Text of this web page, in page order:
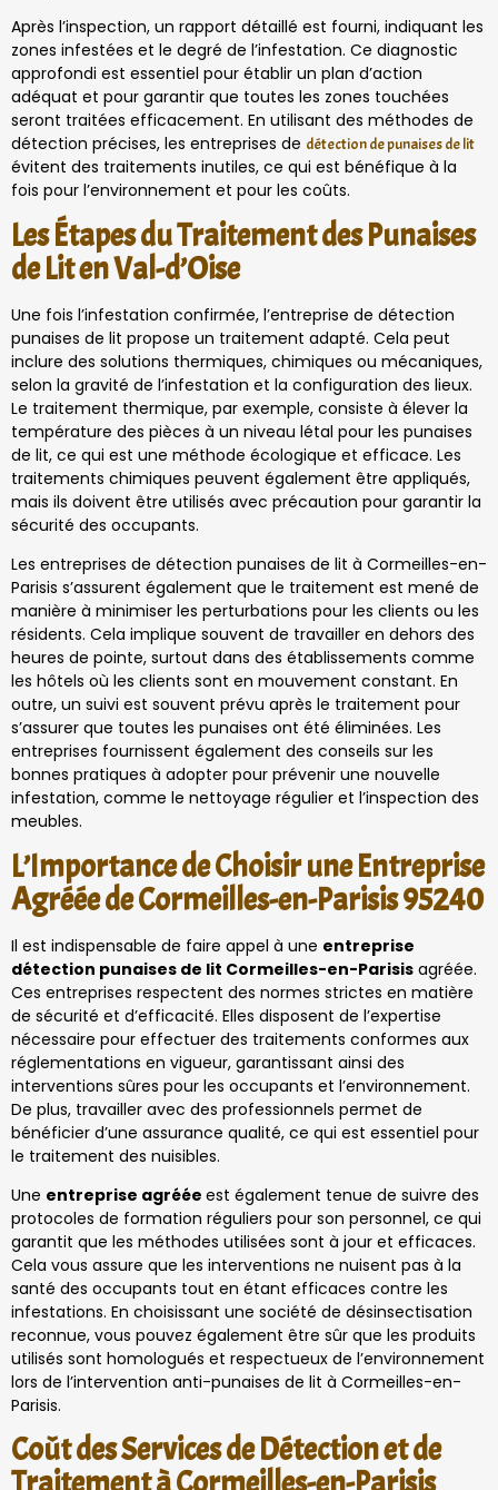
Après l’inspection, un rapport détaillé est fourni, indiquant les
zones infestées et le degré de l’infestation. Ce diagnostic
approfondi est essentiel pour établir un plan d’action
adéquat et pour garantir que toutes les zones touchées
seront traitées efficacement. En utilisant des méthodes de
détection précises, les entreprises de détection de punaises de lit
évitent des traitements inutiles, ce qui est bénéfique à la
fois pour l’environnement et pour les coûts.
Les Étapes du Traitement des Punaises
de Lit en Val-d’Oise
Une fois l’infestation confirmée, l’entreprise de détection
punaises de lit propose un traitement adapté. Cela peut
inclure des solutions thermiques, chimiques ou mécaniques,
selon la gravité de l’infestation et la configuration des lieux.
Le traitement thermique, par exemple, consiste à élever la
température des pièces à un niveau létal pour les punaises
de lit, ce qui est une méthode écologique et efficace. Les
traitements chimiques peuvent également être appliqués,
mais ils doivent être utilisés avec précaution pour garantir la
sécurité des occupants.
Les entreprises de détection punaises de lit à Cormeilles-en-
Parisis s’assurent également que le traitement est mené de
manière à minimiser les perturbations pour les clients ou les
résidents. Cela implique souvent de travailler en dehors des
heures de pointe, surtout dans des établissements comme
les hôtels où les clients sont en mouvement constant. En
outre, un suivi est souvent prévu après le traitement pour
s’assurer que toutes les punaises ont été éliminées. Les
entreprises fournissent également des conseils sur les
bonnes pratiques à adopter pour prévenir une nouvelle
infestation, comme le nettoyage régulier et l’inspection des
meubles.
L’Importance de Choisir une Entreprise
Agréée de Cormeilles-en-Parisis 95240
Il est indispensable de faire appel à une entreprise
détection punaises de lit Cormeilles-en-Parisis agréée.
Ces entreprises respectent des normes strictes en matière
de sécurité et d’efficacité. Elles disposent de l’expertise
nécessaire pour effectuer des traitements conformes aux
réglementations en vigueur, garantissant ainsi des
interventions sûres pour les occupants et l’environnement.
De plus, travailler avec des professionnels permet de
bénéficier d’une assurance qualité, ce qui est essentiel pour
le traitement des nuisibles.
Une entreprise agréée est également tenue de suivre des
protocoles de formation réguliers pour son personnel, ce qui
garantit que les méthodes utilisées sont à jour et efficaces.
Cela vous assure que les interventions ne nuisent pas à la
santé des occupants tout en étant efficaces contre les
infestations. En choisissant une société de désinsectisation
reconnue, vous pouvez également être sûr que les produits
utilisés sont homologués et respectueux de l’environnement
lors de l’intervention anti-punaises de lit à Cormeilles-en-
Parisis.
Coût des Services de Détection et de